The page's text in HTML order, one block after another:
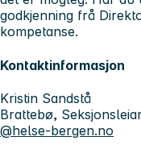
godkjenning frå
kompetanse.
Kontaktinformasjon
Kristin Sandstå
Brattebø,
@helse-bergen.no